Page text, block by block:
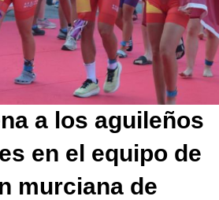
a los aguileños
en el equipo de
murciana de